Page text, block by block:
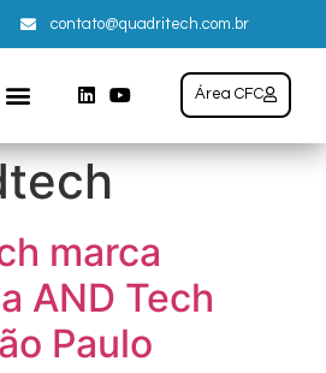
contato@quadritech.com.br
Área CFC
marca
AND Tech
Paulo